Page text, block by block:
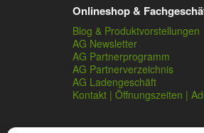
Onlineshop &
Blog & Produktvorstellungen
AG Newsletter
AG Partnerprogramm
AG Partnerverzeichnis
AG Ladengeschäft
Kontakt | Öffnungszeiten |